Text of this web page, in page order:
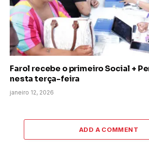
Farol recebe o primeiro Social +
nesta terça-feira
janeiro 12, 2026
ADD A COMMENT